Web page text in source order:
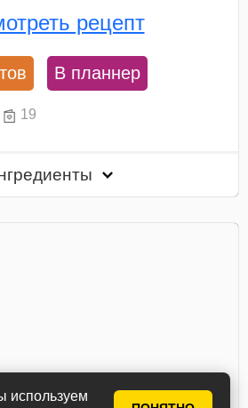
используем
рецепт
В планнер
19